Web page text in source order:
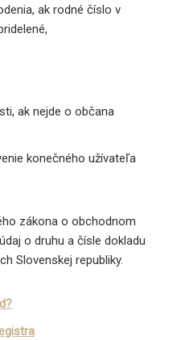
ak rodné číslo v
ak nejde o občana
konečného užívateľa
zákona o obchodnom
o druhu a čísle dokladu
Slovenskej republiky.